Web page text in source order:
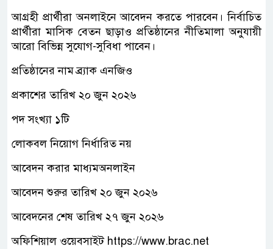
আগ্রহী প্রার্থীরা অনলাইনে আবেদন করতে পারবেন। নির্বাচিত
প্রার্থীরা মাসিক বেতন ছাড়াও প্রতিষ্ঠানের নীতিমালা অনুযায়ী
আরো বিভিন্ন সুযোগ-সুবিধা পাবেন।
প্রতিষ্ঠানের নাম ব্র্যাক এনজিও
প্রকাশের তারিখ ২০ জুন ২০২৬
পদ সংখ্যা ১টি
লোকবল নিয়োগ নির্ধারিত নয়
আবেদন করার মাধ্যমঅনলাইন
আবেদন শুরুর তারিখ ২০ জুন ২০২৬
আবেদনের শেষ তারিখ ২৭ জুন ২০২৬
অফিশিয়াল ওয়েবসাইট https://www.brac.net